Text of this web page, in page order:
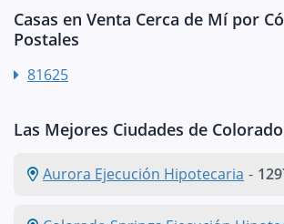
Casas en Venta Cerca de Mí por
Postales
81625
Las Mejores Ciudades de Colorado
Aurora Ejecución Hipotecaria -